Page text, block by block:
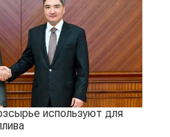
используют для